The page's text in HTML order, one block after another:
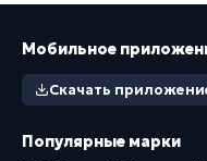
Мобильное
Скачать
Популярные марки